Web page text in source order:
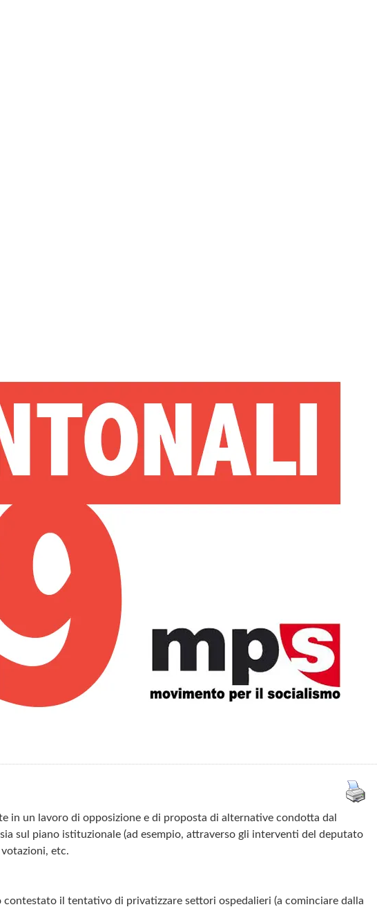
in un lavoro di opposizione e di proposta di alternative condotta dal
sul piano istituzionale (ad esempio, attraverso gli interventi del deputato
etc.
il tentativo di privatizzare settori ospedalieri (a cominciare dalla